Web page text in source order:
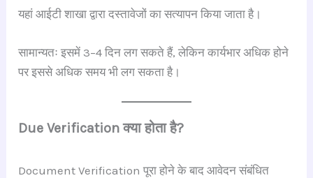
यहां आईटी शाखा द्वारा दस्तावेजों का सत्यापन किया जाता है।
सामान्यतः इसमें 3–4 दिन लग सकते हैं, लेकिन कार्यभार अधिक होने
पर इससे अधिक समय भी लग सकता है।
Due Verification क्या होता है?
Document Verification पूरा होने के बाद आवेदन संबंधित